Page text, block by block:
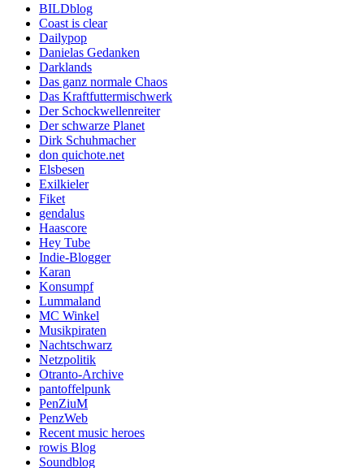
BILDblog
Coast is clear
Dailypop
Danielas Gedanken
Darklands
Das ganz normale Chaos
Das Kraftfuttermischwerk
Der Schockwellenreiter
Der schwarze Planet
Dirk Schuhmacher
don quichote.net
Elsbesen
Exilkieler
Fiket
gendalus
Haascore
Hey Tube
Indie-Blogger
Karan
Konsumpf
Lummaland
MC Winkel
Musikpiraten
Nachtschwarz
Netzpolitik
Otranto-Archive
pantoffelpunk
PenZiuM
PenzWeb
Recent music heroes
rowis Blog
Soundblog